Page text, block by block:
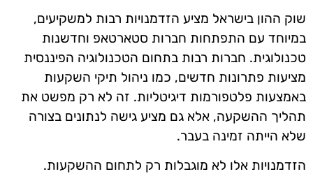
שוק ההון בישראל מציע הזדמנויות רבות למשקיעים,
במיוחד עם התפתחות חברות סטארטאפ וחדשנות
טכנולוגית. חברות רבות בתחום הטכנולוגיה הפיננסית
מציעות פתרונות חדשים, כמו ניהול תיקי השקעות
באמצעות פלטפורמות דיגיטליות. זה לא רק מפשט את
תהליך ההשקעה, אלא גם מציע גישה לנתונים בצורה
שלא הייתה זמינה בעבר.
הזדמנויות אלו לא מוגבלות רק לתחום ההשקעות.